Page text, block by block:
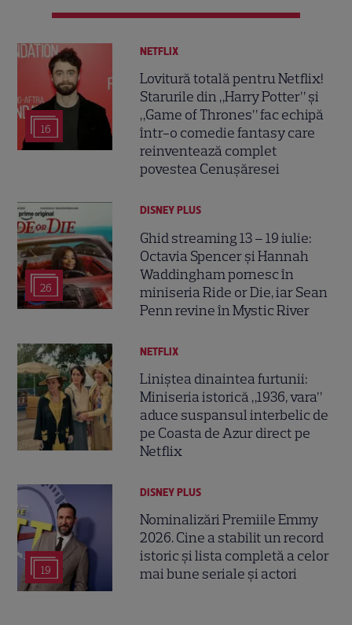
16
NETFLIX
Lovitură totală pentru Netflix!
Starurile din „Harry Potter” și
„Game of Thrones” fac echipă
într-o comedie fantasy care
reinventează complet
povestea Cenușăresei
26
DISNEY PLUS
Ghid streaming 13 – 19 iulie:
Octavia Spencer și Hannah
Waddingham pornesc în
miniseria Ride or Die, iar Sean
Penn revine în Mystic River
NETFLIX
Liniștea dinaintea furtunii:
Miniseria istorică „1936, vara”
aduce suspansul interbelic de
pe Coasta de Azur direct pe
Netflix
19
DISNEY PLUS
Nominalizări Premiile Emmy
2026. Cine a stabilit un record
istoric și lista completă a celor
mai bune seriale și actori